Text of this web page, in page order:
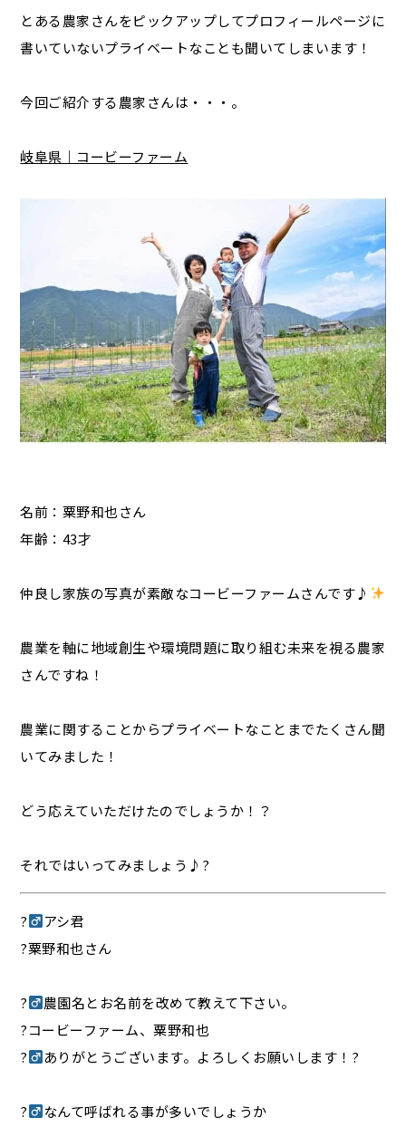
とある農家さんをピックアップしてプロフィールページに
書いていないプライベートなことも聞いてしまいます！
今回ご紹介する農家さんは・・・。
岐阜県｜コービーファーム
名前：粟野和也さん
年齢：43才
仲良し家族の写真が素敵なコービーファームさんです♪
農業を軸に地域創生や環境問題に取り組む未来を視る農家
さんですね！
農業に関することからプライベートなことまでたくさん聞
いてみました！
どう応えていただけたのでしょうか！？
それではいってみましょう♪?
?‍
アシ君
?粟野和也さん
?‍
農園名とお名前を改めて教えて下さい。
?コービーファーム、粟野和也
?‍
ありがとうございます。よろしくお願いします！?
?‍
なんて呼ばれる事が多いでしょうか